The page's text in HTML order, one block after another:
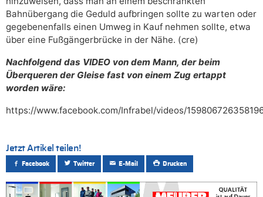
Bahnübergang die Geduld aufbringen sollte zu warten oder
gegebenenfalls einen Umweg in Kauf nehmen sollte, etwa
über eine Fußgängerbrücke in der Nähe. (cre)
Nachfolgend das VIDEO von dem Mann, der beim
Überqueren der Gleise fast von einem Zug ertappt
worden wäre:
https://www.facebook.com/Infrabel/videos/
Jetzt Artikel teilen!
Facebook Twitter E-Mail Drucken